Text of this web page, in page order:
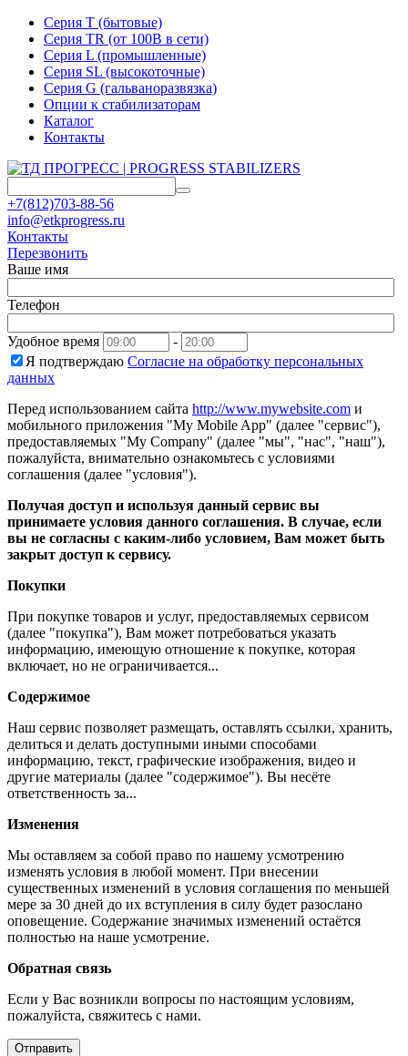
Серия T (бытовые)
Серия TR (от 100В в сети)
Серия L (промышленные)
Серия SL (высокоточные)
Серия G (гальваноразвязка)
Опции к стабилизаторам
Каталог
Контакты
+7(812)703-88-56
info@etkprogress.ru
Контакты
Перезвонить
Ваше имя
Телефон
Удобное время
-
Я подтверждаю Согласие на обработку персональных
данных
Перед использованием сайта http://www.mywebsite.com и
мобильного приложения "My Mobile App" (далее "сервис"),
предоставляемых "My Company" (далее "мы", "нас", "наш"),
пожалуйста, внимательно ознакомьтесь с условиями
соглашения (далее "условия").
Получая доступ и используя данный сервис вы
принимаете условия данного соглашения. В случае, если
вы не согласны с каким-либо условием, Вам может быть
закрыт доступ к сервису.
Покупки
При покупке товаров и услуг, предоставляемых сервисом
(далее "покупка"), Вам может потребоваться указать
информацию, имеющую отношение к покупке, которая
включает, но не ограничивается...
Содержимое
Наш сервис позволяет размещать, оставлять ссылки, хранить,
делиться и делать доступными иными способами
информацию, текст, графические изображения, видео и
другие материалы (далее "содержимое"). Вы несёте
ответственность за...
Изменения
Мы оставляем за собой право по нашему усмотрению
изменять условия в любой момент. При внесении
существенных изменений в условия соглашения по меньшей
мере за 30 дней до их вступления в силу будет разослано
оповещение. Содержание значимых изменений остаётся
полностью на наше усмотрение.
Обратная связь
Если у Вас возникли вопросы по настоящим условиям,
пожалуйста, свяжитесь с нами.
Отправить